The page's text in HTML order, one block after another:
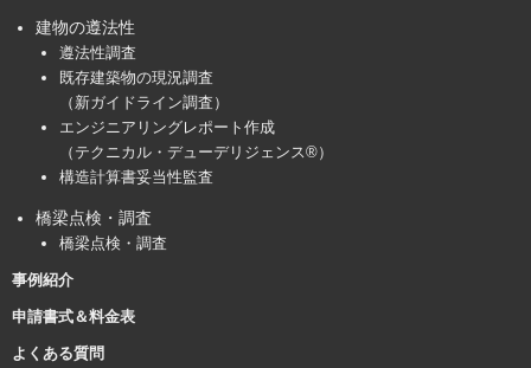
建物の遵法性
遵法性調査
既存建築物の現況調査
（新ガイドライン調査）
エンジニアリングレポート作成
（テクニカル・デューデリジェンス®）
構造計算書妥当性監査
橋梁点検・調査
橋梁点検・調査
事例紹介
申請書式＆料金表
よくある質問